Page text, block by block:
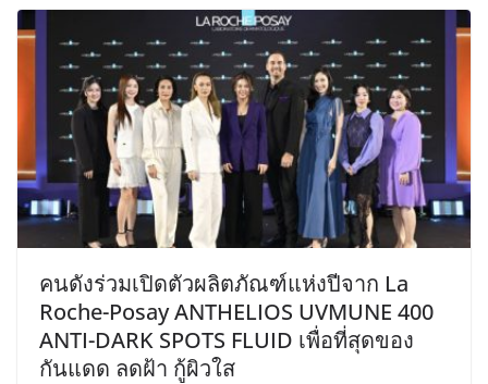
คนดังร่วมเปิดตัวผลิตภัณฑ์แห่งปีจาก La
Roche-Posay ANTHELIOS UVMUNE 400
ANTI-DARK SPOTS FLUID เพื่อที่สุดของ
กันแดด ลดฝ้า กู้ผิวใส